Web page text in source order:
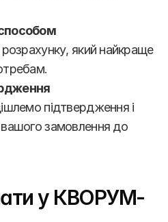
розрахунку, який найкраще
підтвердження і
замовлення до
у КВОРУМ-